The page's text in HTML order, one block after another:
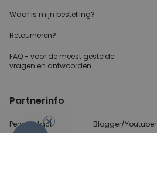
Waar is mijn bestelling?
Retourneren?
FAQ - voor de meest gestelde
vragen en antwoorden
Partnerinfo
Perscontact Blogger/Youtuber